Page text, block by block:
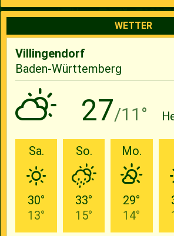
WETTER